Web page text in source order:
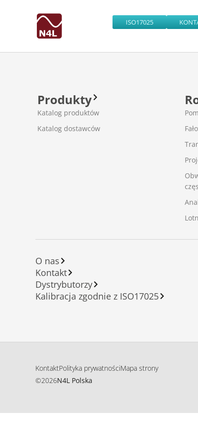
ISO17025
Produkty
Katalog produktów
Katalog dostawców
O nas
Kontakt
Dystrybutorzy
Kalibracja zgodnie z ISO17025
KontaktPolityka prywatnościMapa strony
©2026N4L Polska